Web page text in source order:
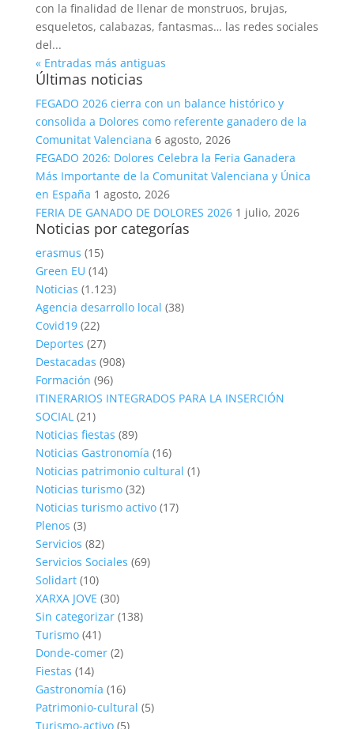
con la finalidad de llenar de monstruos, brujas,
esqueletos, calabazas, fantasmas… las redes sociales
del...
« Entradas más antiguas
Últimas noticias
FEGADO 2026 cierra con un balance histórico y
consolida a Dolores como referente ganadero de la
Comunitat Valenciana 6 agosto, 2026
FEGADO 2026: Dolores Celebra la Feria Ganadera
Más Importante de la Comunitat Valenciana y Única
en España 1 agosto, 2026
FERIA DE GANADO DE DOLORES 2026 1 julio, 2026
Noticias por categorías
erasmus (15)
Green EU (14)
Noticias (1.123)
Agencia desarrollo local (38)
Covid19(22)
Deportes (27)
Destacadas (908)
Formación (96)
ITINERARIOS INTEGRADOS PARA LA INSERCIÓN
SOCIAL(21)
Noticias fiestas (89)
Noticias Gastronomía (16)
Noticias patrimonio cultural (1)
Noticias turismo(32)
Noticias turismo activo(17)
Plenos (3)
Servicios (82)
Servicios Sociales (69)
Solidart(10)
XARXA JOVE (30)
Sin categorizar(138)
Turismo(41)
Donde-comer(2)
Fiestas (14)
Gastronomía (16)
Patrimonio-cultural (5)
Turismo-activo(5)